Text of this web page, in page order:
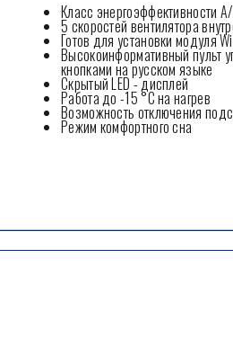
Класс энергоэффективности
5 скоростей вентилятора
Готов для установки модуля
Высокоинформативный пульт
кнопками на русском языке
Скрытый LED - дисплей
Работа до -15 °C на нагрев
Возможность отключения
Режим комфортного сна